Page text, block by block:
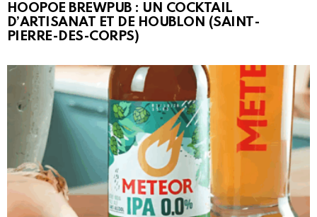
HOOPOE BREWPUB : UN COCKTAIL
D’ARTISANAT ET DE HOUBLON (SAINT-
PIERRE-DES-CORPS)